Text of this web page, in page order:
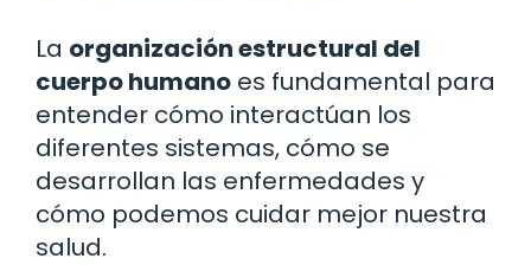
La organización estructural del
cuerpo humano es fundamental para
entender cómo interactúan los
diferentes sistemas, cómo se
desarrollan las enfermedades y
cómo podemos cuidar mejor nuestra
salud.